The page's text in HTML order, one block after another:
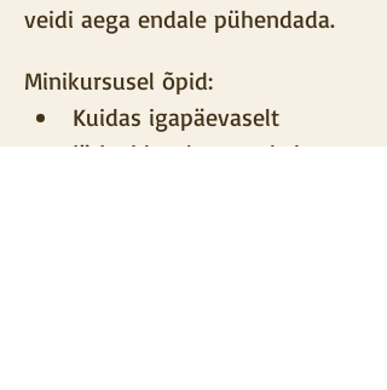
veidi aega endale pühendada.
Minikursusel õpid:
Kuidas igapäevaselt
järjepidevalt  oma keha